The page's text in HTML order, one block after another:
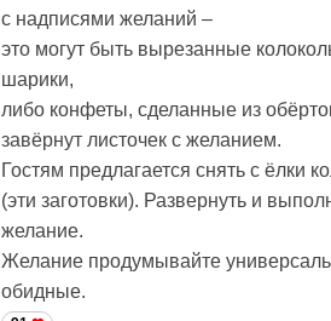
с надписями желаний –
это могут быть вырезанные
шарики,
либо конфеты, сделанные из
завёрнут листочек с желанием.
Гостям предлагается снять с ёлки
(эти заготовки). Развернуть и
желание.
Желание продумывайте
обидные.